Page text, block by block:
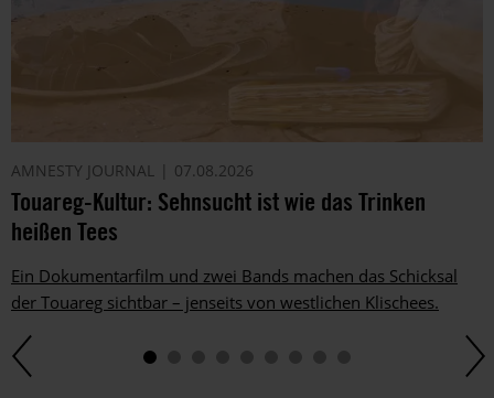
AMNESTY JOURNAL 07.08.2026
Touareg-Kultur: Sehnsucht ist wie das Trinken
heißen Tees
Ein Dokumentarfilm und zwei Bands machen das Schicksal
der Touareg sichtbar – jenseits von westlichen Klischees.